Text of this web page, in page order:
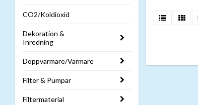
CO2/Koldioxid
Dekoration &
Inredning
Doppvärmare/Värmare
Filter & Pumpar
Filtermaterial